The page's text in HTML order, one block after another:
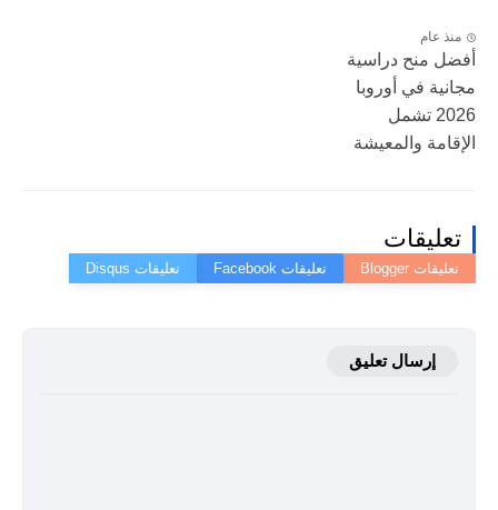
منذ عام
أفضل منح دراسية
مجانية في أوروبا
2026 تشمل
الإقامة والمعيشة
تعليقات
إرسال تعليق